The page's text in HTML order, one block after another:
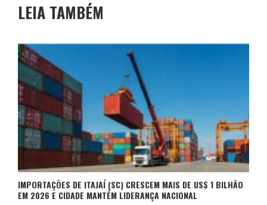
LEIA TAMBÉM
IMPORTAÇÕES DE ITAJAÍ (SC) CRESCEM MAIS DE US$ 1 BILHÃO
EM 2026 E CIDADE MANTÉM LIDERANÇA NACIONAL